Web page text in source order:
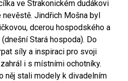
ve Strakonickém dudákovi
Jindřich Mošna byl
dcerou hospodského a
Stará hospoda). Do
síly a inspiraci pro svoji
i s místními ochotníky.
něj stali modely k divadelním